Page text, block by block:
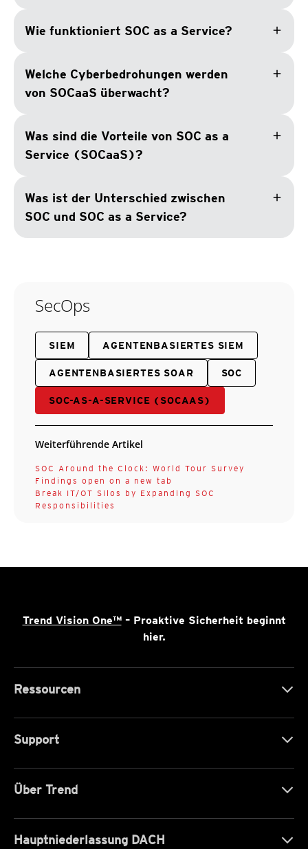
Wie funktioniert SOC as a Service? add
Welche Cyberbedrohungen werden
von SOCaaS überwacht?
add
Was sind die Vorteile von SOC as a
Service (SOCaaS)?
add
Was ist der Unterschied zwischen
SOC und SOC as a Service?
add
SecOps
SIEM AGENTENBASIERTES SIEM
AGENTENBASIERTES SOAR SOC
SOC-AS-A-SERVICE (SOCAAS)
Weiterführende Artikel
SOC Around the Clock: World Tour Survey
Findings open on a new tab
Break IT/OT Silos by Expanding SOC
Responsibilities
Trend Vision One™– Proaktive Sicherheit beginnt
hier.
Ressourcen
Support
Über Trend
Hauptniederlassung DACH